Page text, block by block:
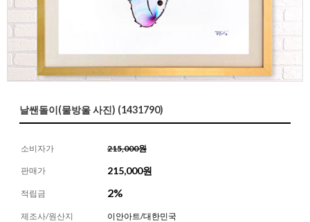
날쌘돌이(물방울 사진) (1431790)
소비자가 215,000원
판매가 215,000원
적립금 2%
제조사/원산지 이안아트/대한민국